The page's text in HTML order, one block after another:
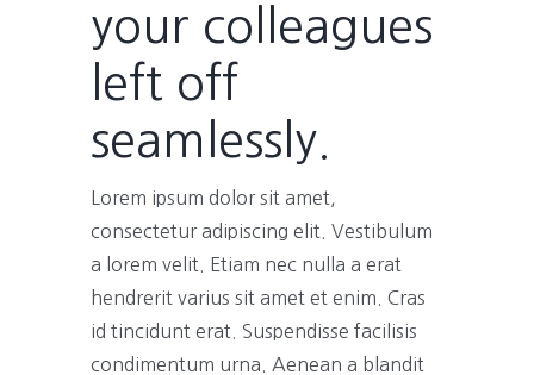
your colleagues
left off
seamlessly.
Lorem ipsum dolor sit amet,
consectetur adipiscing elit. Vestibulum
a lorem velit. Etiam nec nulla a erat
hendrerit varius sit amet et enim. Cras
id tincidunt erat. Suspendisse facilisis
condimentum urna. Aenean a blandit